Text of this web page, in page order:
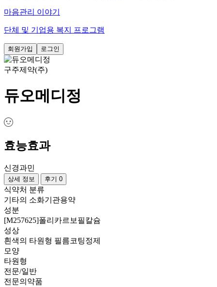
마음관리 이야기
단체 및 기업용 복지 프로그램
회원가입 로그인
구주제약(주)
듀오메디정
효능효과
신경과민
상세 정보 후기 0
식약처 분류
기타의 소화기관용약
성분
[M257625]폴리카르보필칼슘
성상
흰색의 타원형 필름코팅정제
모양
타원형
전문/일반
전문의약품